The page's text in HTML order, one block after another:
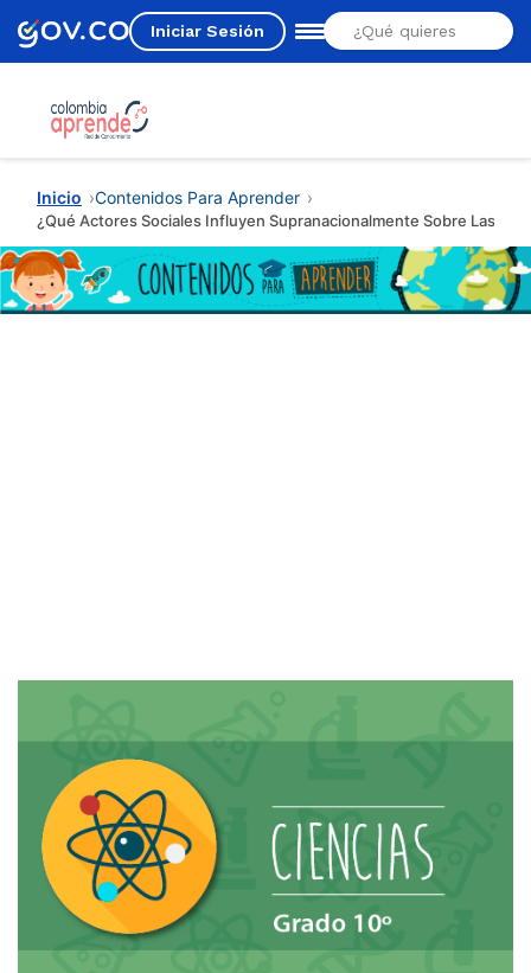
Iniciar Sesión
Estás aquí
Inicio Contenidos Para Aprender
¿Qué Actores Sociales Influyen Supranacionalmente Sobre Las